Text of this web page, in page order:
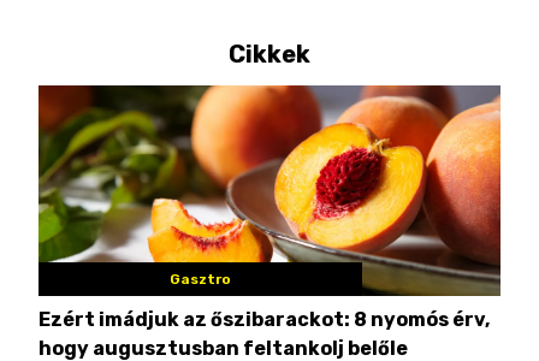
Cikkek
Gasztro
Ezért imádjuk az őszibarackot: 8 nyomós érv,
hogy augusztusban feltankolj belőle